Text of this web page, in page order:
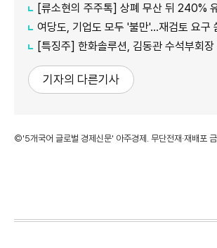
[류소현의 주주톡] 상폐 무산 뒤 240% 유증…SK디앤디
여당도, 기업도 모두 '불만'...재검토 요구 쏟아지는 주가누
[특징주] 한화솔루션, 김동관 수석부회장 유증 참여·실적 개
기자의 다른기사
©'5개국어 글로벌 경제신문' 아주경제. 무단전재·재배포